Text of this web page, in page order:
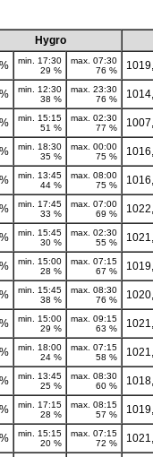
Hygro
min. 17:30
29 %
max. 07:30
76 %
min. 12:30
38 %
max. 23:30
76 %
min. 15:15
51 %
max. 02:30
77 %
min. 18:30
35 %
max. 00:00
75 %
min. 13:45
44 %
max. 08:00
75 %
min. 17:45
33 %
max. 07:00
69 %
min. 15:45
30 %
max. 02:30
55 %
min. 15:00
28 %
max. 07:15
67 %
min. 15:45
38 %
max. 08:30
76 %
min. 15:00
29 %
max. 09:15
63 %
min. 18:00
24 %
max. 07:15
58 %
min. 13:45
25 %
max. 08:30
60 %
min. 17:15
28 %
max. 08:15
57 %
min. 15:15
20 %
max. 07:15
72 %